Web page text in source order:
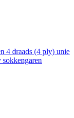
4 draads (4 ply) unie
sokkengaren